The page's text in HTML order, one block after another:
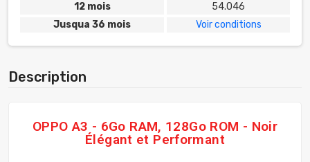
12 mois
54.046
Jusqua 36 mois
Voir conditions
Description
OPPO A3 - 6Go RAM, 128Go ROM - Noir
Élégant et Performant